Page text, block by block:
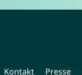
Kontakt Presse